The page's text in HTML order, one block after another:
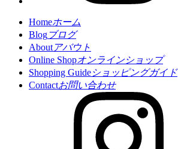
Homeホーム
Blogブログ
About アバウト
Online Shopオンラインショップ
Shopping Guideショッピングガイド
Contactお問い合わせ